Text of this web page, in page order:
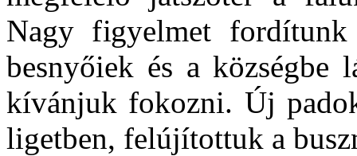
Nagy figyelmet
besnyőiek és a községbe
kívánjuk fokozni. Új
ligetben, felújítottuk a